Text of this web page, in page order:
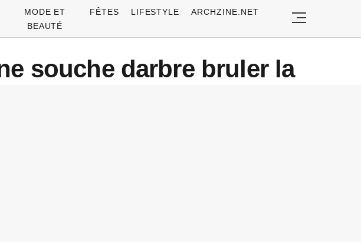
MODE ET
BEAUTÉ
FÊTES LIFESTYLE ARCHZINE.NET
souche darbre bruler la